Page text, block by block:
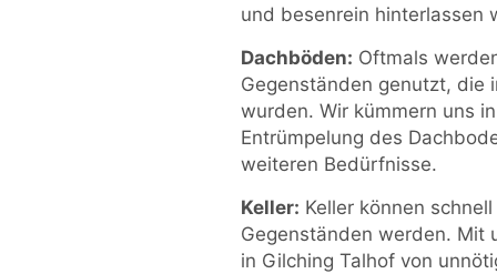
und besenrein hinterlassen
Dachböden: Oftmals
Gegenständen genutzt, die
wurden. Wir kümmern uns
Entrümpelung des
weiteren Bedürfnisse.
Keller: Keller können
Gegenständen werden. Mit
in Gilching Talhof von